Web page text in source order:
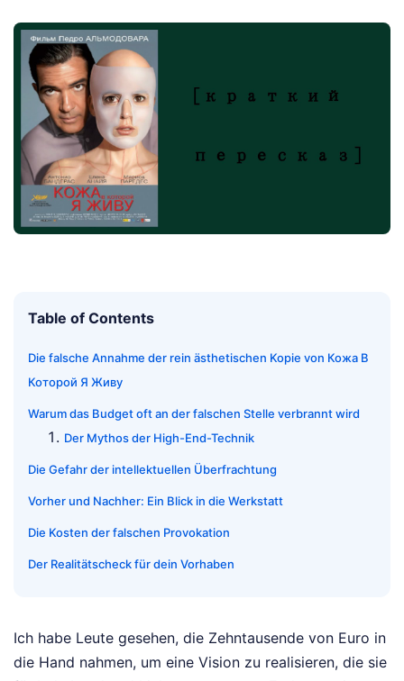
Table of Contents
Die falsche Annahme der rein ästhetischen Kopie von Кожа В
Которой Я Живу
Warum das Budget oft an der falschen Stelle verbrannt wird
Der Mythos der High-End-Technik
Die Gefahr der intellektuellen Überfrachtung
Vorher und Nachher: Ein Blick in die Werkstatt
Die Kosten der falschen Provokation
Der Realitätscheck für dein Vorhaben
Ich habe Leute gesehen, die Zehntausende von Euro in
die Hand nahmen, um eine Vision zu realisieren, die sie